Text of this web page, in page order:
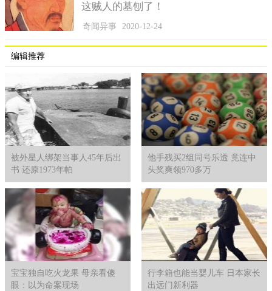
嫌疑人朱某被当场捕获后，对自己盗墓的事实供认不讳，也
没有为自己做过多的辩解。他依然还和当年一样，衣衫褴褛，骨
瘦如柴。看到方警官，从他眼中明显记得这就两年前抓他的警
察。
在派出所录口供时，嫌疑人说自己出狱后的一段时间里，在
附近盗窃了二十多座墓，挖到的东西加起来值数万块，他对民警
坦白，下手前他特意留意那些比较新的，和那些看起来很派头的
坟墓，这样挖到值钱的物品会多一些。当民警问到朱某这样做不
怕时，他回答说自己不怕鬼，荒山野岭的也没有监控，怕也是怕
遇到方立涛···
当前，当地派出所已经将朱某刑事拘留，案件还在做进一步
这贼人的墓刨了！
奇闻异事 2020-12-24
编辑推荐
被外星人绑架当事人45年后出
书 还原1973年帕
他手残买2组同号乐透 竟连中
头奖爽领970多万
宝宝独自吃火龙果 母亲看傻
眼：以为命案现场
行李箱也能当婴儿车 日本家长
出远门新利器